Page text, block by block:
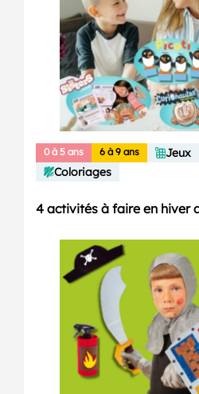
0 à 5 ans 6 à 9 ans Jeux
Coloriages
4 activités à faire en hiver